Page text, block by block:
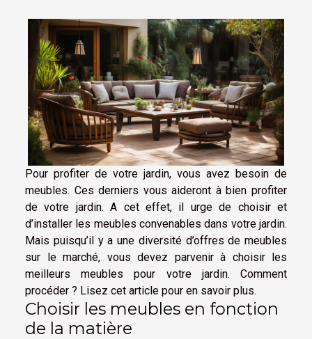
Pour profiter de votre jardin, vous avez besoin de
meubles. Ces derniers vous aideront à bien profiter
de votre jardin. A cet effet, il urge de choisir et
d’installer les meubles convenables dans votre jardin.
Mais puisqu’il y a une diversité d’offres de meubles
sur le marché, vous devez parvenir à choisir les
meilleurs meubles pour votre jardin. Comment
procéder ? Lisez cet article pour en savoir plus.
Choisir les meubles en fonction
de la matière